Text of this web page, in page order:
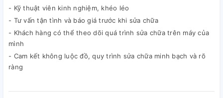
- Kỹ thuật viên kinh nghiệm, khéo léo
- Tư vấn tận tình và báo giá trước khi sửa chữa
- Khách hàng có thể theo dõi quá trình sửa chữa trên máy của
mình
- Cam kết không luộc đồ, quy trình sửa chữa minh bạch và rõ
ràng